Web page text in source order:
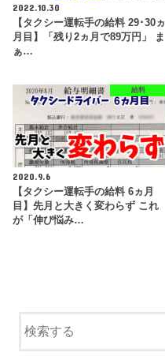
2022.10.30
【タクシー運転手の給料 29･30ヵ
月目】「残り2ヵ月で89万円」 ま
ぁ…
給料
2020.9.6
【タクシー運転手の給料 6ヵ月
目】先月と大きく変わらず これ
が「伸び悩み…